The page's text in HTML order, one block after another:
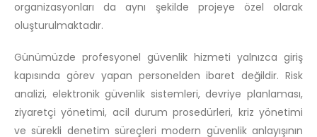
organizasyonları da aynı şekilde projeye özel olarak
oluşturulmaktadır.
Günümüzde profesyonel güvenlik hizmeti yalnızca giriş
kapısında görev yapan personelden ibaret değildir. Risk
analizi, elektronik güvenlik sistemleri, devriye planlaması,
ziyaretçi yönetimi, acil durum prosedürleri, kriz yönetimi
ve sürekli denetim süreçleri modern güvenlik anlayışının